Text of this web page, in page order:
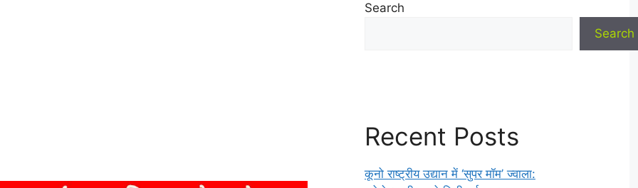
Search
Search
Recent Posts
कूनो राष्ट्रीय उद्यान में ‘सुपर मॉम’ ज्वाला: